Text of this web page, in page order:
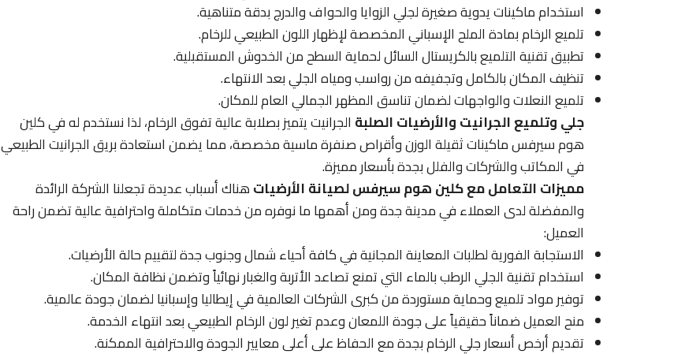
استخدام ماكينات يدوية صغيرة لجلي الزوايا والحواف والدرج بدقة متناهية.
تلميع الرخام بمادة الملح الإسباني المخصصة لإظهار اللون الطبيعي للرخام.
تطبيق تقنية التلميع بالكريستال السائل لحماية السطح من الخدوش المستقبلية.
تنظيف المكان بالكامل وتجفيفه من رواسب ومياه الجلي بعد الانتهاء.
تلميع النعلات والواجهات لضمان تناسق المظهر الجمالي العام للمكان.
جلي وتلميع الجرانيت والأرضيات الصلبة الجرانيت يتميز بصلابة عالية تفوق الرخام، لذا نستخدم له في كلين
هوم سيرفس ماكينات ثقيلة الوزن وأقراص صنفرة ماسية مخصصة، مما يضمن استعادة بريق الجرانيت الطبيعي
في المكاتب والشركات والفلل بجدة بأسعار مميزة.
مميزات التعامل مع كلين هوم سيرفس لصيانة الأرضياتهناك أسباب عديدة تجعلنا الشركة الرائدة
والمفضلة لدى العملاء في مدينة جدة ومن أهمها ما نوفره من خدمات متكاملة واحترافية عالية تضمن راحة
العميل:
الاستجابة الفورية لطلبات المعاينة المجانية في كافة أحياء شمال وجنوب جدة لتقييم حالة الأرضيات.
استخدام تقنية الجلي الرطب بالماء التي تمنع تصاعد الأتربة والغبار نهائياً وتضمن نظافة المكان.
توفير مواد تلميع وحماية مستوردة من كبرى الشركات العالمية في إيطاليا وإسبانيا لضمان جودة عالمية.
منح العميل ضماناً حقيقياً على جودة اللمعان وعدم تغير لون الرخام الطبيعي بعد انتهاء الخدمة.
تقديم أرخص أسعار جلي الرخام بجدة مع الحفاظ على أعلى معايير الجودة والاحترافية الممكنة.